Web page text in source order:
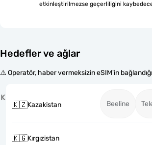
etkinleştirilmezse geçerliliğini
Hedefler ve ağlar
⚠️ Operatör, haber vermeksizin eSIM'in
K
🇰🇿Kazakistan Beeline
🇰🇬Kırgızistan